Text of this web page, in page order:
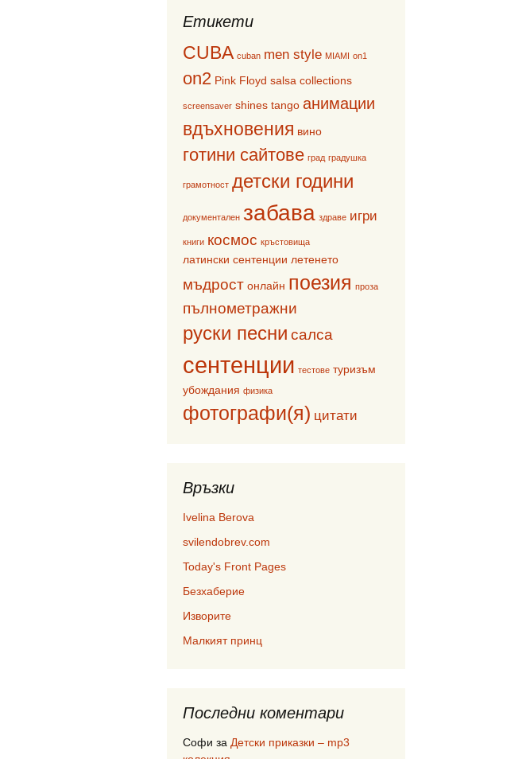
Етикети
CUBA cuban men style MIAMI on1
on2 Pink Floyd salsa collections
screensaver shines tango анимации
вдъхновения вино
готини сайтове град градушка
грамотност детски години
документален забава здраве игри
книги космос кръстовища
латински сентенции летенето
мъдрост онлайн поезия проза
пълнометражни
руски песни салса
сентенции тестове туризъм
убождания физика
фотографи(я) цитати
Връзки
Ivelina Berova
svilendobrev.com
Today's Front Pages
Безхаберие
Изворите
Малкият принц
Последни коментари
Софи за Детски приказки – mp3